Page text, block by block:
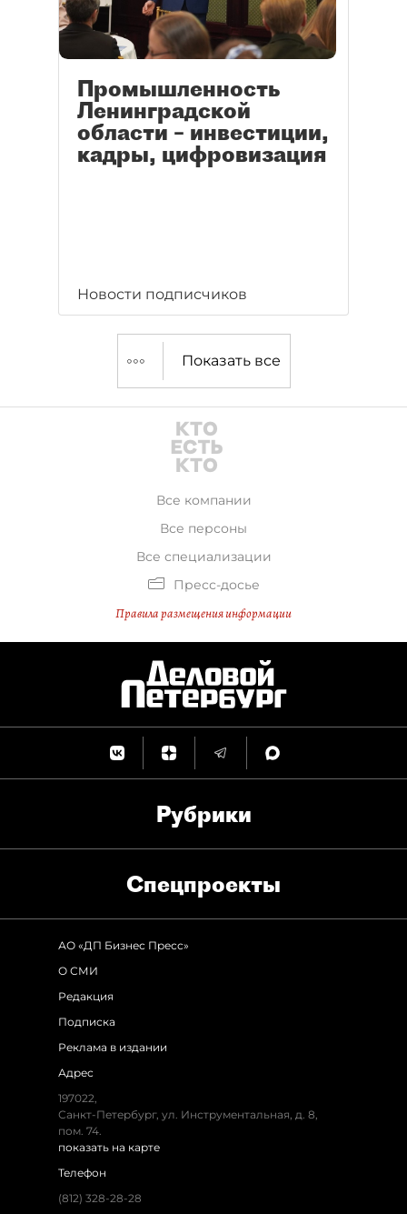
Промышленность
Ленинградской
области – инвестиции,
кадры, цифровизация
Новости подписчиков
Показать все
Все компании
Все персоны
Все специализации
Пресс-досье
Правила размещения информации
Рубрики
Спец­проекты
АО «ДП Бизнес Пресс»
О СМИ
Редакция
Подписка
Реклама в издании
Адрес
197022,
Санкт-Петербург, ул. Инструментальная, д. 8,
пом. 74.
показать на карте
Телефон
(812) 328-28-28